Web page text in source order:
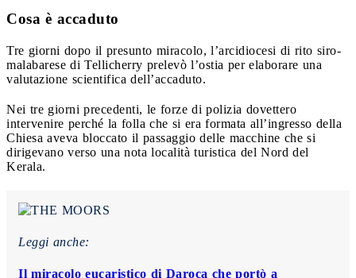
Cosa è accaduto
Tre giorni dopo il presunto miracolo, l’arcidiocesi di rito siro-
malabarese di Tellicherry prelevò l’ostia per elaborare una
valutazione scientifica dell’accaduto.
Nei tre giorni precedenti, le forze di polizia dovettero
intervenire perché la folla che si era formata all’ingresso della
Chiesa aveva bloccato il passaggio delle macchine che si
dirigevano verso una nota località turistica del Nord del
Kerala.
Leggi anche:
Il miracolo eucaristico di Daroca che portò a